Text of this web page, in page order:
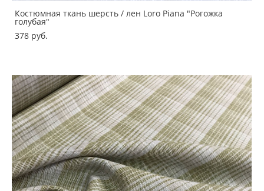
Костюмная ткань шерсть / лен Loro Piana "Рогожка
голубая"
378 pуб.